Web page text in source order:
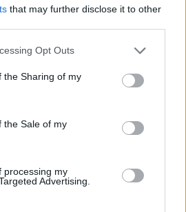
that may further disclose it to other
app uses one or more Google
usage behaviour. You may click to
Google and its third-party tags to
specified purposes in below Google
Opt Outs
the Sharing of my
the Sale of my
processing my
Advertising.